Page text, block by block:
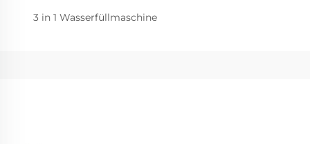
3 in 1 Wasserfüllmaschine